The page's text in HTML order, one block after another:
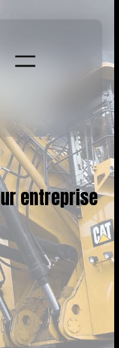
entreprise